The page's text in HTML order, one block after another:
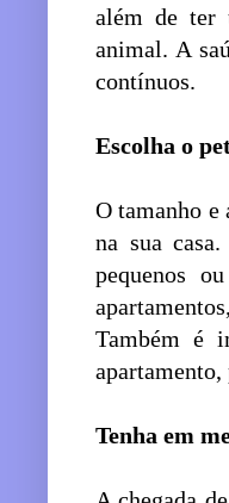
além de ter
animal. A
contínuos.
Escolha o
O tamanho e
na sua
pequenos
Também é
Tenha em